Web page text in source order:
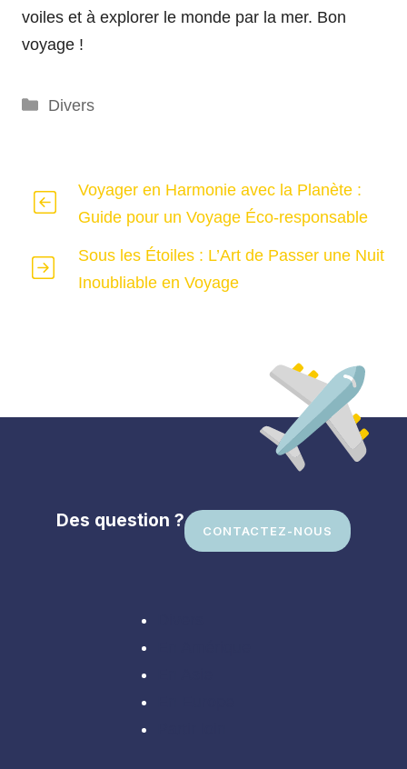
voiles et à explorer le monde par la mer. Bon
voyage !
Catégories
Divers
Voyager en Harmonie avec la Planète :
Guide pour un Voyage Éco-responsable
Sous les Étoiles : L’Art de Passer une Nuit
Inoubliable en Voyage
Des question ? CONTACTEZ-NOUS